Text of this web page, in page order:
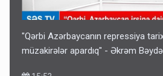
"Qərbi Azərbaycanın repressiya
müzakirələr apardıq" - Əkrəm